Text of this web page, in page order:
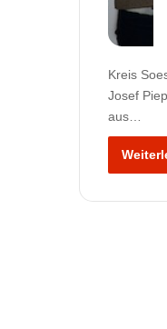
Kreis
Josef
aus…